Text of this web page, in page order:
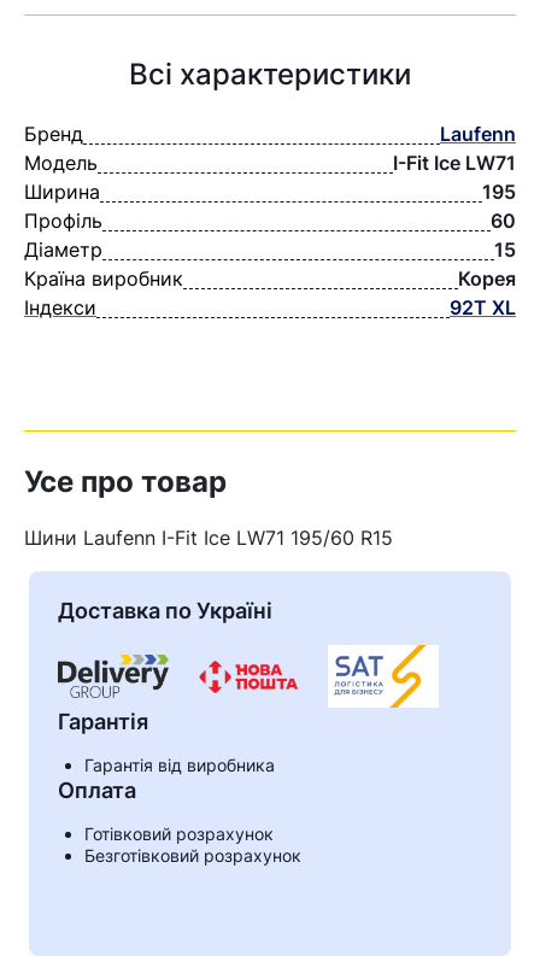
Кошик
Всі характеристики
Бренд
Laufenn
Модель
I-Fit Ice LW71
Ширина
195
Профіль
60
Діаметр
15
Країна виробник
Корея
Індекси
92T XL
Усе про товар
Шини Laufenn I-Fit Ice LW71 195/60 R15
Доставка по Україні
Гарантія
Гарантія від виробника
Оплата
Готівковий розрахунок
Безготівковий розрахунок